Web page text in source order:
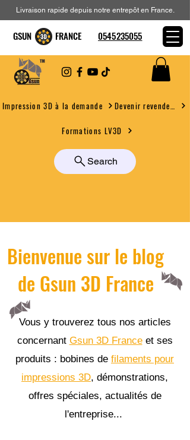
Impression 3D à la demande
Formations LV3D
Search
Livraison rapide depuis notre entrepôt en France.
GSUN FRANCE 0545235055
Bienvenue sur le blog
de Gsun 3D France
Vous y trouverez tous nos articles
concernant Gsun 3D Franceet ses
produits : bobines de filaments pour
impressions 3D, démonstrations,
offres spéciales, actualités de
l'entreprise...